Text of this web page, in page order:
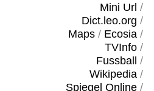
Mini Url /
Dict.leo.org /
Maps/ Ecosia/
TVInfo/
Fussball
/
Wikipedia/
Spiegel Online/